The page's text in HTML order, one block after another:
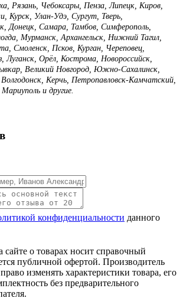
Рязань, Чебоксары, Пенза, Липецк, Киров,
Курск, Улан-Удэ, Сургут, Тверь,
Донецк, Самара, Тамбов, Симферополь,
Мурманск, Архангельск, Нижний Тагил,
Смоленск, Псков, Курган, Череповец,
Луганск, Орёл, Кострома, Новороссийск,
Великий Новгород, Южно-Сахалинск,
Керчь, Петропавловск-Камчатский,
и другие.
конфиденциальности данного
о товарах носит справочный
публичной офертой. Производитель
изменять характеристики товара, его
без предварительного